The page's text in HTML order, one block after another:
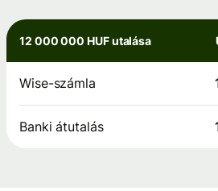
12 000 000 HUF utalása
Wise-számla
Banki átutalás